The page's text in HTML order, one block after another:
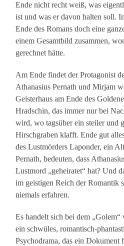
Ende nicht recht weiß, was
ist und was er davon halten soll.
Ende des Romans doch eine
einem Gesamtbild zusammen,
gerechnet hätte.
Am Ende findet der Protagonist
Athanasius Pernath und Mirjam
Geisterhaus am Ende des
Hradschin, das immer nur bei
wird, wo tagsüber ein steiler und
Hirschgraben klafft. Ende gut
des Lustmörders Laponder, ein
Pernath, bedeuten, dass
Lustmord „geheiratet“ hat? Und
im geistigen Reich der Romantik
niemals erfahren.
Es handelt sich bei dem
ein schwüles, romantisch-
Psychodrama, das ein Dokument